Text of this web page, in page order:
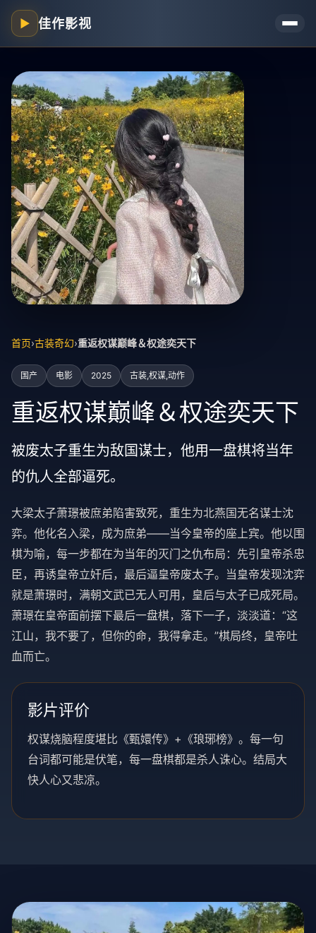
▶ 佳作影视
首页›古装奇幻›重返权谋巅峰＆权途奕天下
国产 电影 2025 古装,权谋,动作
重返权谋巅峰＆权途奕天下
被废太子重生为敌国谋士，他用一盘棋将当年
的仇人全部逼死。
大梁太子萧璟被庶弟陷害致死，重生为北燕国无名谋士沈
弈。他化名入梁，成为庶弟——当今皇帝的座上宾。他以围
棋为喻，每一步都在为当年的灭门之仇布局：先引皇帝杀忠
臣，再诱皇帝立奸后，最后逼皇帝废太子。当皇帝发现沈弈
就是萧璟时，满朝文武已无人可用，皇后与太子已成死局。
萧璟在皇帝面前摆下最后一盘棋，落下一子，淡淡道：“这
江山，我不要了，但你的命，我得拿走。”棋局终，皇帝吐
血而亡。
影片评价
权谋烧脑程度堪比《甄嬛传》+《琅琊榜》。每一句
台词都可能是伏笔，每一盘棋都是杀人诛心。结局大
快人心又悲凉。